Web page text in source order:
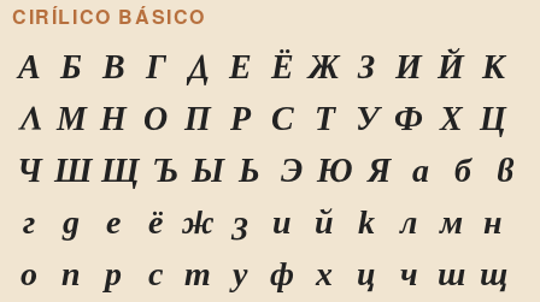
CIRÍLICO BÁSICO
А Б В Г Д Е Ё Ж З И Й К
Л М Н О П Р С Т У Ф Х Ц
Ч Ш Щ Ъ Ы Ь Э Ю Я а б
в
г
д е ё ж з и й к л м н
о
п р с т у ф х ц ч ш щ